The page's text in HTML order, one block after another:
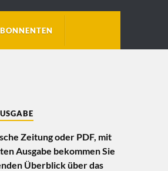
Zeitung oder PDF, mit
Ausgabe bekommen Sie
Überblick über das